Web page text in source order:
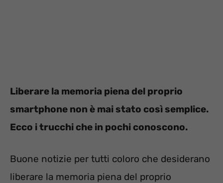
Liberare la memoria piena del proprio
smartphone non è mai stato così semplice.
Ecco i trucchi che in pochi conoscono.
Buone notizie per tutti coloro che desiderano
liberare la memoria piena del proprio